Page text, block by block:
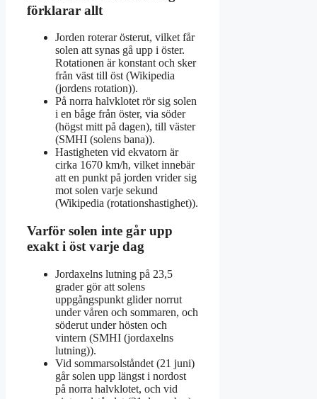
förklarar allt
Jorden roterar österut, vilket får
solen att synas gå upp i öster.
Rotationen är konstant och sker
från väst till öst (Wikipedia
(jordens rotation)).
På norra halvklotet rör sig solen
i en båge från öster, via söder
(högst mitt på dagen), till väster
(SMHI (solens bana)).
Hastigheten vid ekvatorn är
cirka 1670 km/h, vilket innebär
att en punkt på jorden vrider sig
mot solen varje sekund
(Wikipedia (rotationshastighet)).
Varför solen inte går upp
exakt i öst varje dag
Jordaxelns lutning på 23,5
grader gör att solens
uppgångspunkt glider norrut
under våren och sommaren, och
söderut under hösten och
vintern (SMHI (jordaxelns
lutning)).
Vid sommarsolståndet (21 juni)
går solen upp längst i nordost
på norra halvklotet, och vid